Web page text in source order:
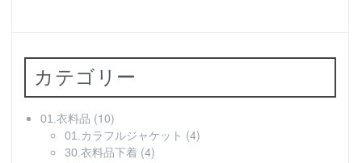
カテゴリー
01.衣料品 (10)
01.カラフルジャケット (4)
30.衣料品下着 (4)